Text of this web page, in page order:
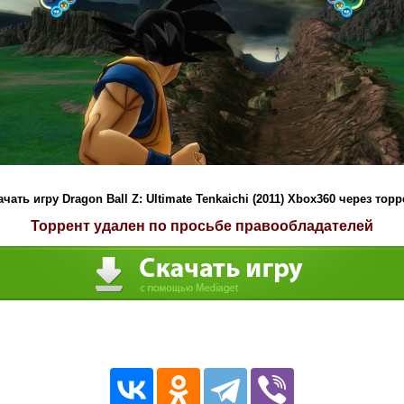
игру Dragon Ball Z: Ultimate Tenkaichi (2011) Xbox360 через
Торрент удален по просьбе правообладателей